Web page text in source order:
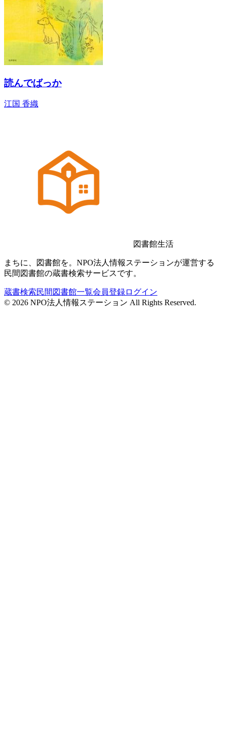
読んでばっか
江国 香織
図書館生活
まちに、図書館を。NPO法人情報ステーションが運営する
民間図書館の蔵書検索サービスです。
蔵書検索民間図書館一覧会員登録ログイン
© 2026 NPO法人情報ステーション All Rights Reserved.